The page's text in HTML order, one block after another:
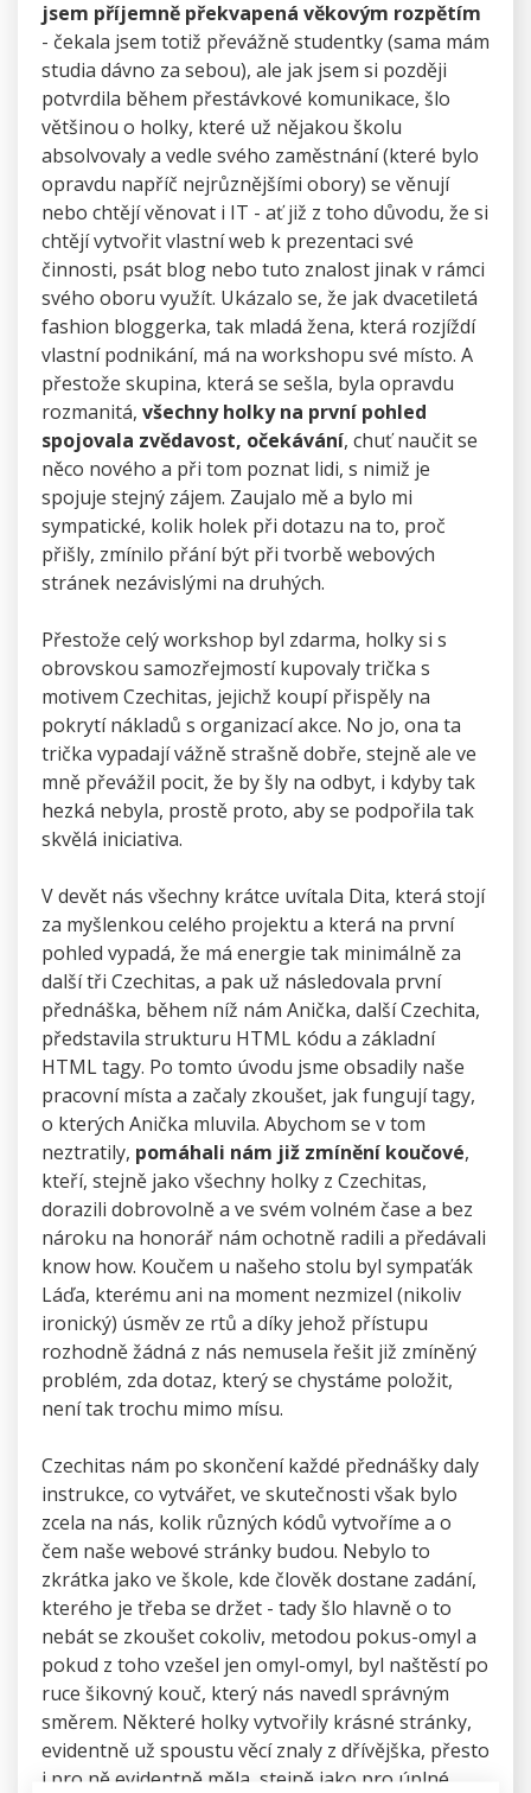
jsem příjemně překvapená věkovým rozpětím
- čekala jsem totiž převážně studentky (sama mám
studia dávno za sebou), ale jak jsem si později
potvrdila během přestávkové komunikace, šlo
většinou o holky, které už nějakou školu
absolvovaly a vedle svého zaměstnání (které bylo
opravdu napříč nejrůznějšími obory) se věnují
nebo chtějí věnovat i IT - ať již z toho důvodu, že si
chtějí vytvořit vlastní web k prezentaci své
činnosti, psát blog nebo tuto znalost jinak v rámci
svého oboru využít. Ukázalo se, že jak dvacetiletá
fashion bloggerka, tak mladá žena, která rozjíždí
vlastní podnikání, má na workshopu své místo. A
přestože skupina, která se sešla, byla opravdu
rozmanitá, všechny holky na první pohled
spojovala zvědavost, očekávání, chuť naučit se
něco nového a při tom poznat lidi, s nimiž je
spojuje stejný zájem. Zaujalo mě a bylo mi
sympatické, kolik holek při dotazu na to, proč
přišly, zmínilo přání být při tvorbě webových
stránek nezávislými na druhých.
Přestože celý workshop byl zdarma, holky si s
obrovskou samozřejmostí kupovaly trička s
motivem Czechitas, jejichž koupí přispěly na
pokrytí nákladů s organizací akce. No jo, ona ta
trička vypadají vážně strašně dobře, stejně ale ve
mně převážil pocit, že by šly na odbyt, i kdyby tak
hezká nebyla, prostě proto, aby se podpořila tak
skvělá iniciativa.
V devět nás všechny krátce uvítala Dita, která stojí
za myšlenkou celého projektu a která na první
pohled vypadá, že má energie tak minimálně za
další tři Czechitas, a pak už následovala první
přednáška, během níž nám Anička, další Czechita,
představila strukturu HTML kódu a základní
HTML tagy. Po tomto úvodu jsme obsadily naše
pracovní místa a začaly zkoušet, jak fungují tagy,
o kterých Anička mluvila. Abychom se v tom
neztratily, pomáhali nám již zmínění koučové,
kteří, stejně jako všechny holky z Czechitas,
dorazili dobrovolně a ve svém volném čase a bez
nároku na honorář nám ochotně radili a předávali
know how. Koučem u našeho stolu byl sympaťák
Láďa, kterému ani na moment nezmizel (nikoliv
ironický) úsměv ze rtů a díky jehož přístupu
rozhodně žádná z nás nemusela řešit již zmíněný
problém, zda dotaz, který se chystáme položit,
není tak trochu mimo mísu.
Czechitas nám po skončení každé přednášky daly
instrukce, co vytvářet, ve skutečnosti však bylo
zcela na nás, kolik různých kódů vytvoříme a o
čem naše webové stránky budou. Nebylo to
zkrátka jako ve škole, kde člověk dostane zadání,
kterého je třeba se držet - tady šlo hlavně o to
nebát se zkoušet cokoliv, metodou pokus-omyl a
pokud z toho vzešel jen omyl-omyl, byl naštěstí po
ruce šikovný kouč, který nás navedl správným
směrem. Některé holky vytvořily krásné stránky,
evidentně už spoustu věcí znaly z dřívějška, přesto
i pro ně evidentně měla, stejně jako pro úplné